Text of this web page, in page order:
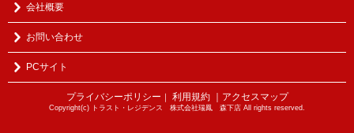
会社概要
お問い合わせ
PCサイト
プライバシーポリシー ｜ 利用規約 ｜アクセスマップ
Copyright(c) トラスト・レジデンス 株式会社瑞鳳 森下店 All rights reserved.